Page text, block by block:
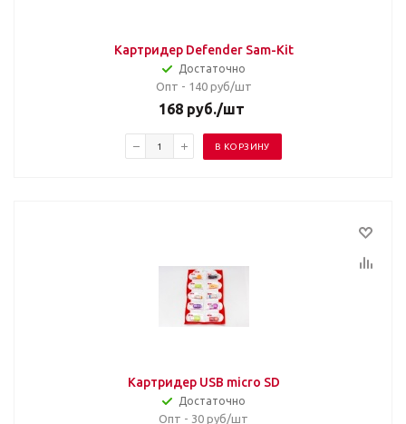
Картридер Defender Sam-Kit
Достаточно
Опт - 140 руб/шт
168 руб./шт
В КОРЗИНУ
Картридер USB micro SD
Достаточно
Опт - 30 руб/шт